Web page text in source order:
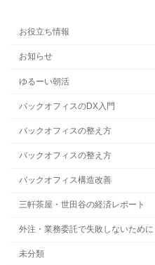
お役立ち情報
お知らせ
ゆるーい朝活
バックオフィスのDX入門
バックオフィスの整え方
バックオフィスの整え方
バックオフィス構造改善
三軒茶屋・世田谷の経済レポート
外注・業務委託で失敗しないために
未分類